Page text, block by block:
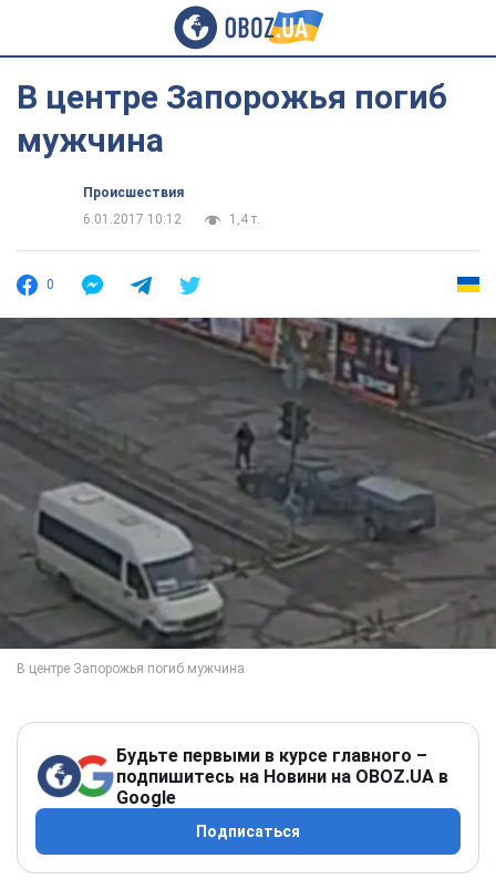
В центре Запорожья погиб
мужчина
Происшествия
6.01.2017 10:12
1,4 т.
0
Будьте первыми в курсе главного –
подпишитесь на Новини на OBOZ.UA в
Google
Подписаться